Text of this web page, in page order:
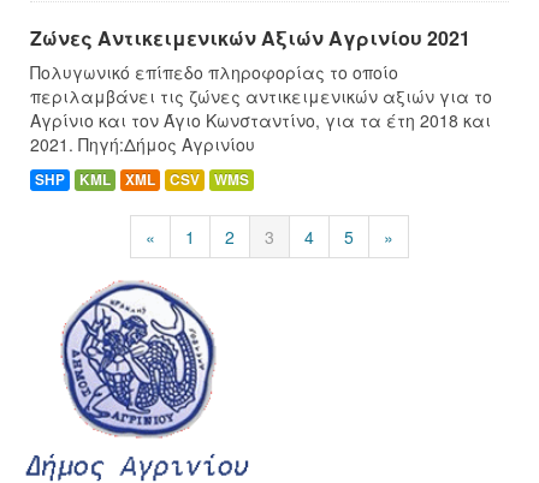
Ζώνες Αντικειμενικών Αξιών Αγρινίου 2021
Πολυγωνικό επίπεδο πληροφορίας το οποίο
περιλαμβάνει τις ζώνες αντικειμενικών αξιών για το
Αγρίνιο και τον Άγιο Κωνσταντίνο, για τα έτη 2018 και
2021. Πηγή:Δήμος Αγρινίου
SHP KML XML CSV WMS
« 1 2 3 4 5 »